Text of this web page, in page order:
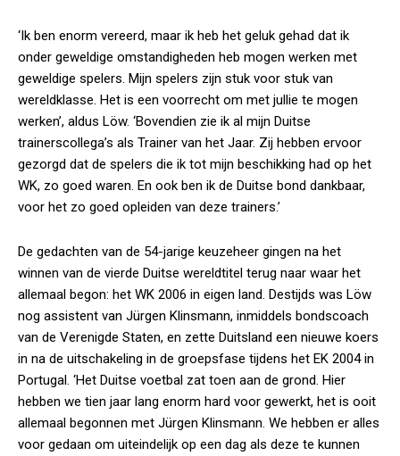
‘Ik ben enorm vereerd, maar ik heb het geluk gehad dat ik
onder geweldige omstandigheden heb mogen werken met
geweldige spelers. Mijn spelers zijn stuk voor stuk van
wereldklasse. Het is een voorrecht om met jullie te mogen
werken’, aldus Löw. ‘Bovendien zie ik al mijn Duitse
trainerscollega’s als Trainer van het Jaar. Zij hebben ervoor
gezorgd dat de spelers die ik tot mijn beschikking had op het
WK, zo goed waren. En ook ben ik de Duitse bond dankbaar,
voor het zo goed opleiden van deze trainers.’
De gedachten van de 54-jarige keuzeheer gingen na het
winnen van de vierde Duitse wereldtitel terug naar waar het
allemaal begon: het WK 2006 in eigen land. Destijds was Löw
nog assistent van Jürgen Klinsmann, inmiddels bondscoach
van de Verenigde Staten, en zette Duitsland een nieuwe koers
in na de uitschakeling in de groepsfase tijdens het EK 2004 in
Portugal. ‘Het Duitse voetbal zat toen aan de grond. Hier
hebben we tien jaar lang enorm hard voor gewerkt, het is ooit
allemaal begonnen met Jürgen Klinsmann. We hebben er alles
voor gedaan om uiteindelijk op een dag als deze te kunnen